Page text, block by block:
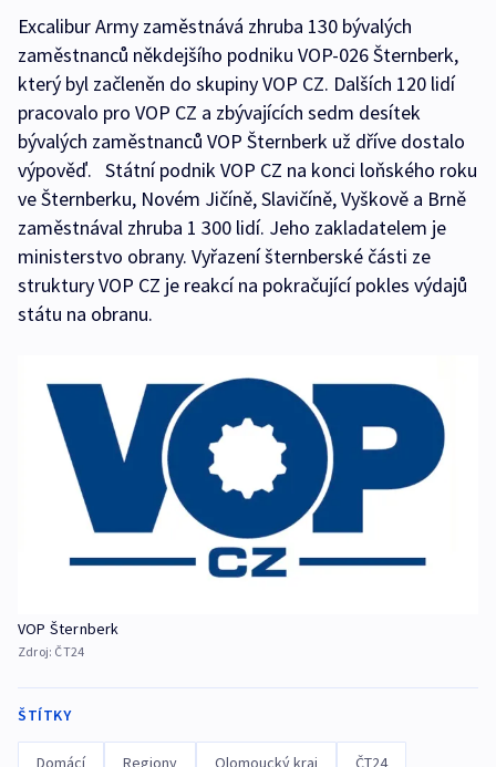
Excalibur Army zaměstnává zhruba 130 bývalých
zaměstnanců někdejšího podniku VOP-026 Šternberk,
který byl začleněn do skupiny VOP CZ. Dalších 120 lidí
pracovalo pro VOP CZ a zbývajících sedm desítek
bývalých zaměstnanců VOP Šternberk už dříve dostalo
výpověď. Státní podnik VOP CZ na konci loňského roku
ve Šternberku, Novém Jičíně, Slavičíně, Vyškově a Brně
zaměstnával zhruba 1 300 lidí. Jeho zakladatelem je
ministerstvo obrany. Vyřazení šternberské části ze
struktury VOP CZ je reakcí na pokračující pokles výdajů
státu na obranu.
VOP Šternberk
Zdroj: ČT24
ŠTÍTKY
Domácí Regiony Olomoucký kraj ČT24